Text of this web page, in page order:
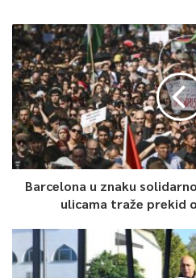
Barcelona u znaku
ulicama traže prekid